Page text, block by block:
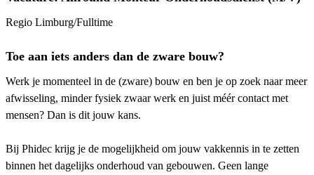
Regio Limburg/Fulltime
Toe aan iets anders dan de zware bouw?
Werk je momenteel in de (zware) bouw en ben je op zoek naar meer
afwisseling, minder fysiek zwaar werk en juist méér contact met
mensen? Dan is dit jouw kans.
Bij Phidec krijg je de mogelijkheid om jouw vakkennis in te zetten
binnen het dagelijks onderhoud van gebouwen. Geen lange